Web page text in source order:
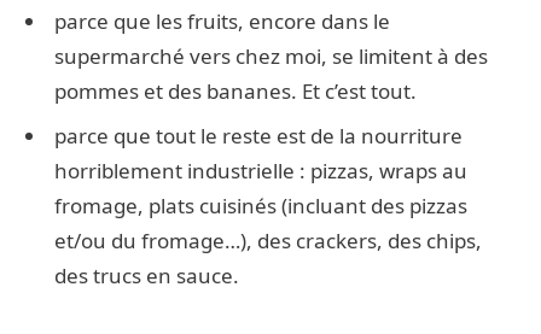
parce que les fruits, encore dans le
supermarché vers chez moi, se limitent à des
pommes et des bananes. Et c’est tout.
parce que tout le reste est de la nourriture
horriblement industrielle : pizzas, wraps au
fromage, plats cuisinés (incluant des pizzas
et/ou du fromage…), des crackers, des chips,
des trucs en sauce.